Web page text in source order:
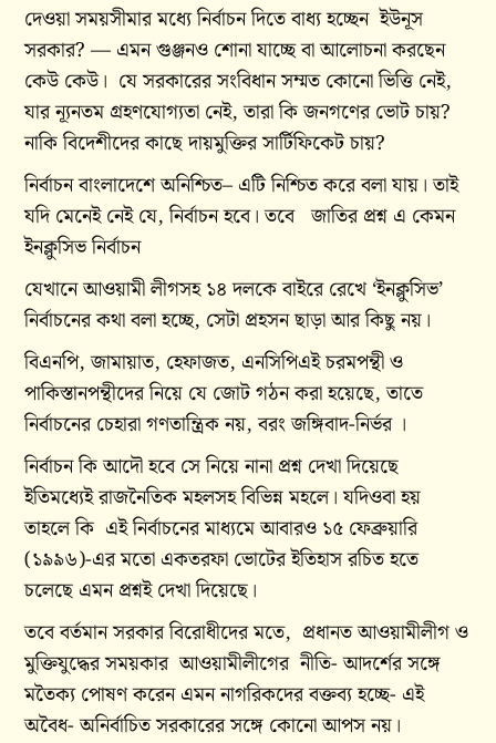
দেওয়া সময়সীমার মধ্যে নির্বাচন দিতে বাধ্য হচ্ছেন ইউনূস
সরকার? — এমন গুঞ্জনও শোনা যাচ্ছে বা আলোচনা করছেন
কেউ কেউ। যে সরকারের সংবিধান সম্মত কোনো ভিত্তি নেই,
যার ন্যূনতম গ্রহণযোগ্যতা নেই, তারা কি জনগণের ভোট চায়?
নাকি বিদেশীদের কাছে দায়মুক্তির সার্টিফিকেট চায়?
নির্বাচন বাংলাদেশে অনিশ্চিত– এটি নিশ্চিত করে বলা যায়। তাই
যদি মেনেই নেই যে, নির্বাচন হবে। তবে জাতির প্রশ্ন এ কেমন
ইনক্লুসিভ নির্বাচন
যেখানে আওয়ামী লীগসহ ১৪ দলকে বাইরে রেখে ‘ইনক্লুসিভ’
নির্বাচনের কথা বলা হচ্ছে, সেটা প্রহসন ছাড়া আর কিছু নয়।
বিএনপি, জামায়াত, হেফাজত, এনসিপিএই চরমপন্থী ও
পাকিস্তানপন্থীদের নিয়ে যে জোট গঠন করা হয়েছে, তাতে
নির্বাচনের চেহারা গণতান্ত্রিক নয়, বরং জঙ্গিবাদ-নির্ভর ।
নির্বাচন কি আদৌ হবে সে নিয়ে নানা প্রশ্ন দেখা দিয়েছে
ইতিমধ্যেই রাজনৈতিক মহলসহ বিভিন্ন মহলে। যদিওবা হয়
তাহলে কি এই নির্বাচনের মাধ্যমে আবারও ১৫ ফেব্রুয়ারি
(১৯৯৬)-এর মতো একতরফা ভোটের ইতিহাস রচিত হতে
চলেছে এমন প্রশ্নই দেখা দিয়েছে।
তবে বর্তমান সরকার বিরোধীদের মতে, প্রধানত আওয়ামীলীগ ও
মুক্তিযুদ্ধের সময়কার আওয়ামীলীগের নীতি- আদর্শের সঙ্গে
মতৈক্য পোষণ করেন এমন নাগরিকদের বক্তব্য হচ্ছে- এই
অবৈধ- অনির্বাচিত সরকারের সঙ্গে কোনো আপস নয়।